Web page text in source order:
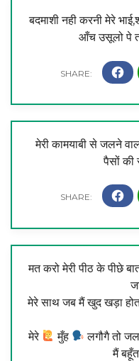
बदमाशी नही करनी मेरे
आँच उसूलो पे
मेरी कामयाबी से जलने
पैसों की
मत करो मेरी पीठ के पीछे
मेरे साथ जब मैं खुद खड़ा
मेरे
मुँह लगौगै तो जल
मैं बहूँत